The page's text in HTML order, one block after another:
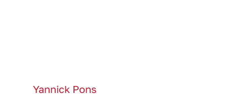
Yannick Pons